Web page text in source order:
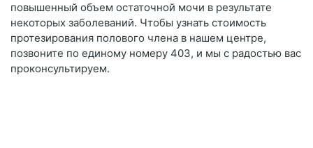
повышенный объем остаточной мочи в результате
некоторых заболеваний. Чтобы узнать стоимость
протезирования полового члена в нашем центре,
позвоните по единому номеру 403, и мы с радостью вас
проконсультируем.